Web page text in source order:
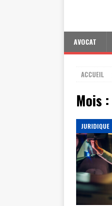
AVOCAT
ACCUEIL
Mois :
JURIDIQUE